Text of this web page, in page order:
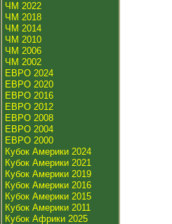
ЧМ 2022
ЧМ 2018
ЧМ 2014
ЧМ 2010
ЧМ 2006
ЧМ 2002
ЕВРО 2024
ЕВРО 2020
ЕВРО 2016
ЕВРО 2012
ЕВРО 2008
ЕВРО 2004
ЕВРО 2000
Кубок Америки 2024
Кубок Америки 2021
Кубок Америки 2019
Кубок Америки 2016
Кубок Америки 2015
Кубок Америки 2011
Кубок Африки 2025